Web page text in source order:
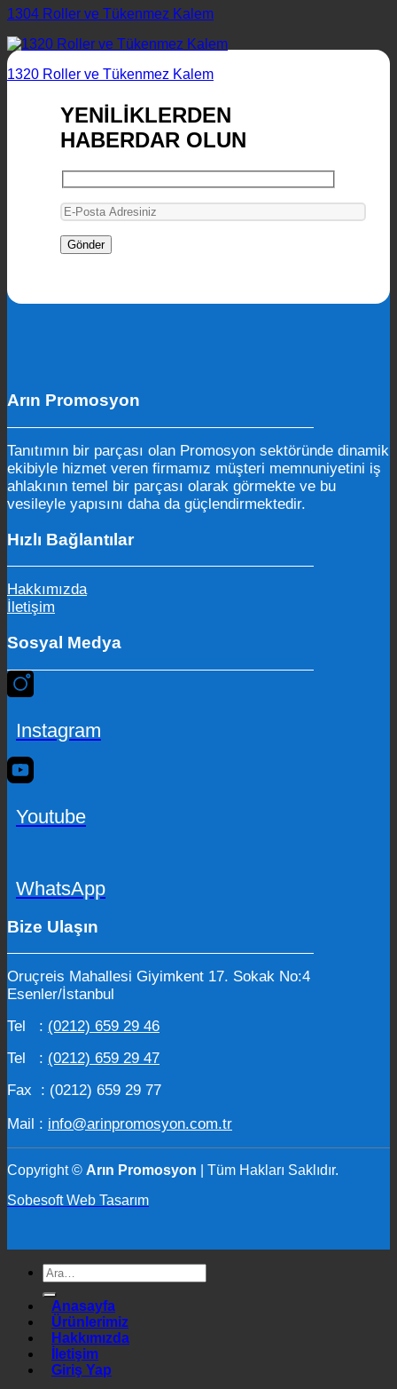
1304 Roller ve Tükenmez Kalem
1320 Roller ve Tükenmez Kalem
YENİLİKLERDEN
HABERDAR OLUN
Arın Promosyon
Tanıtımın bir parçası olan Promosyon sektöründe dinamik
ekibiyle hizmet veren firmamız müşteri memnuniyetini iş
ahlakının temel bir parçası olarak görmekte ve bu
vesileyle yapısını daha da güçlendirmektedir.
Hızlı Bağlantılar
Hakkımızda
İletişim
Sosyal Medya
Instagram
Youtube
WhatsApp
Bize Ulaşın
Oruçreis Mahallesi Giyimkent 17. Sokak No:4
Esenler/İstanbul
Tel : (0212) 659 29 46
Tel : (0212) 659 29 47
Fax : (0212) 659 29 77
Mail : info@arinpromosyon.com.tr
Copyright © Arın Promosyon
| Tüm Hakları Saklıdır.
Sobesoft Web Tasarım
Ara:
Anasayfa
Ürünlerimiz
Hakkımızda
İletişim
Giriş Yap